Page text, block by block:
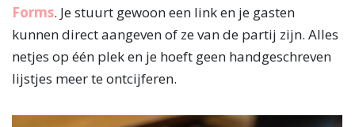
Forms. Je stuurt gewoon een link en je gasten
kunnen direct aangeven of ze van de partij zijn. Alles
netjes op één plek en je hoeft geen handgeschreven
lijstjes meer te ontcijferen.